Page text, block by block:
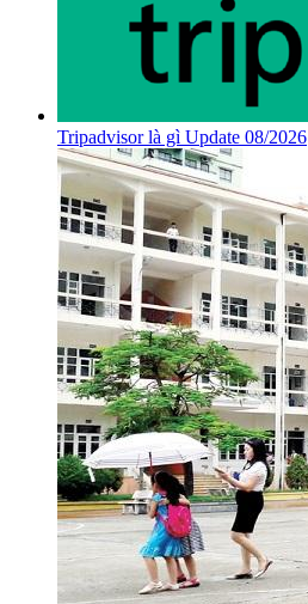
Tripadvisor là gì Update 08/2026